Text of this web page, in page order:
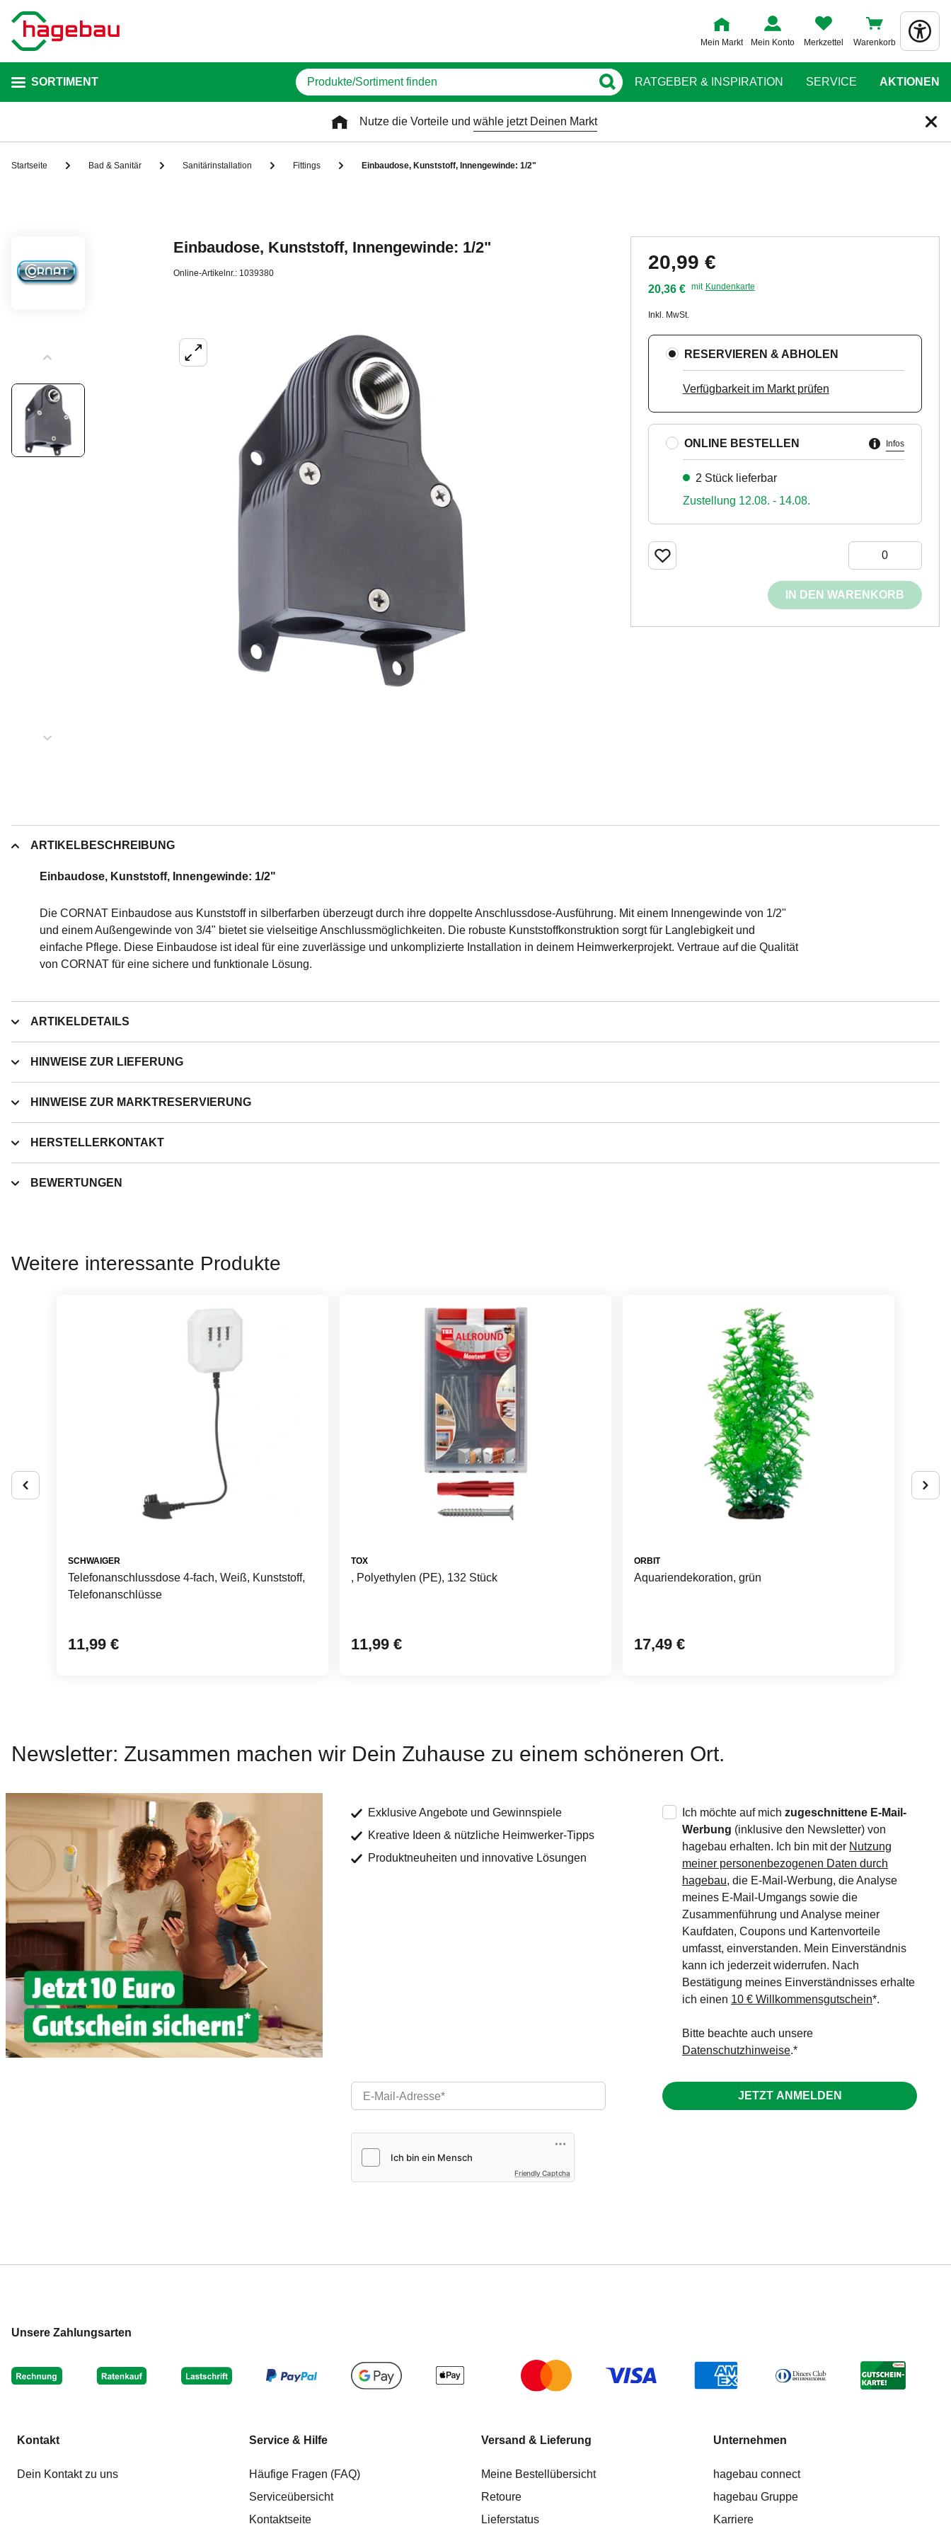
Mein Markt Mein Konto Merkzettel Warenkorb
SORTIMENT RATGEBER & INSPIRATION SERVICE AKTIONEN
Nutze die Vorteile und wähle jetzt Deinen Markt
Startseite Bad & Sanitär Sanitärinstallation Fittings Einbaudose, Kunststoff, Innengewinde: 1/2"
Einbaudose, Kunststoff, Innengewinde: 1/2"
Online-Artikelnr.: 1039380 20,99 €
20,36 € mit Kundenkarte
Inkl. MwSt.
RESERVIEREN & ABHOLEN
Verfügbarkeit im Markt prüfen
ONLINE BESTELLEN Infos
2 Stück lieferbar
Zustellung 12.08. - 14.08.
IN DEN WARENKORB
ARTIKELBESCHREIBUNG
Einbaudose, Kunststoff, Innengewinde: 1/2"
Die CORNAT Einbaudose aus Kunststoff in silberfarben überzeugt durch ihre doppelte Anschlussdose-Ausführung. Mit einem Innengewinde von 1/2"
und einem Außengewinde von 3/4" bietet sie vielseitige Anschlussmöglichkeiten. Die robuste Kunststoffkonstruktion sorgt für Langlebigkeit und
einfache Pflege. Diese Einbaudose ist ideal für eine zuverlässige und unkomplizierte Installation in deinem Heimwerkerprojekt. Vertraue auf die Qualität
von CORNAT für eine sichere und funktionale Lösung.
ARTIKELDETAILS
HINWEISE ZUR LIEFERUNG
HINWEISE ZUR MARKTRESERVIERUNG
HERSTELLERKONTAKT
BEWERTUNGEN
Weitere interessante Produkte
SCHWAIGER
Telefonanschlussdose 4-fach, Weiß, Kunststoff,
Telefonanschlüsse
11,99 €
TOX
, Polyethylen (PE), 132 Stück
11,99 €
ORBIT
Aquariendekoration, grün
17,49 €
Newsletter: Zusammen machen wir Dein Zuhause zu einem schöneren Ort.
Exklusive Angebote und Gewinnspiele
Kreative Ideen & nützliche Heimwerker-Tipps
Produktneuheiten und innovative Lösungen
E-Mail-Adresse
Friendly Captcha
Ich möchte auf mich zugeschnittene E-Mail-
Werbung (inklusive den Newsletter) von
hagebau erhalten. Ich bin mit der Nutzung
meiner personenbezogenen Daten durch
hagebau, die E-Mail-Werbung, die Analyse
meines E-Mail-Umgangs sowie die
Zusammenführung und Analyse meiner
Kaufdaten, Coupons und Kartenvorteile
umfasst, einverstanden. Mein Einverständnis
kann ich jederzeit widerrufen. Nach
Bestätigung meines Einverständnisses erhalte
ich einen 10 € Willkommensgutschein*.
Bitte beachte auch unsere
Datenschutzhinweise.
JETZT ANMELDEN
Unsere Zahlungsarten
Kontakt
Dein Kontakt zu uns
Service & Hilfe
Häufige Fragen (FAQ)
Serviceübersicht
Kontaktseite
Versand & Lieferung
Meine Bestellübersicht
Retoure
Lieferstatus
Unternehmen
hagebau connect
hagebau Gruppe
Karriere